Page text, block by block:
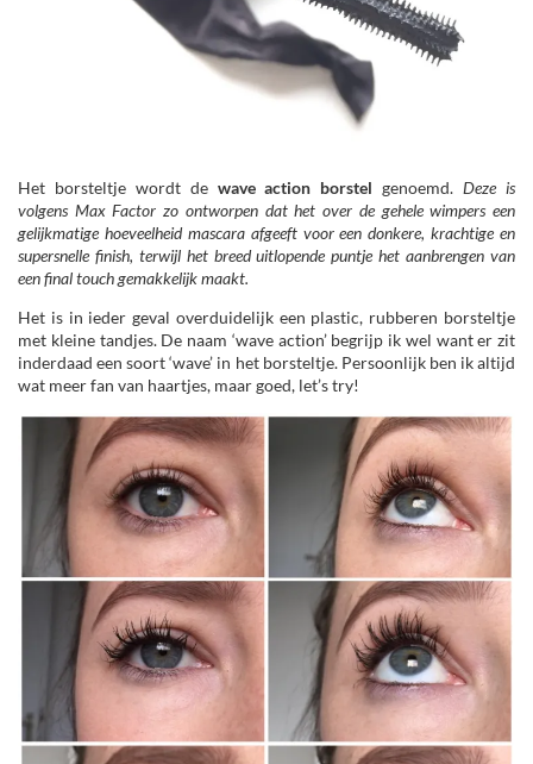
Het borsteltje wordt de wave action borstel genoemd.Deze is
volgens Max Factor zo ontworpen dat het over de gehele wimpers een
gelijkmatige hoeveelheid mascara afgeeft voor een donkere, krachtige en
supersnelle finish, terwijl het breed uitlopende puntje het aanbrengen van
een final touch gemakkelijk maakt.
Het is in ieder geval overduidelijk een plastic, rubberen borsteltje
met kleine tandjes. De naam ‘wave action’ begrijp ik wel want er zit
inderdaad een soort ‘wave’ in het borsteltje. Persoonlijk ben ik altijd
wat meer fan van haartjes, maar goed, let’s try!